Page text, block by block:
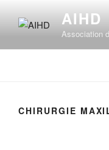
principal
AIHD
Association
CHIRURGIE